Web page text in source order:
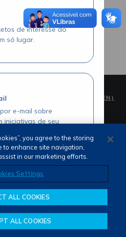
de interesse do
só lugar.
e-mail sobre
iniciativas de seu
com agilidade
favoritados através
ENGLISH (EN)
Uso e Privacidade
Conosco
de Denúncias
you agree to the storing
to enhance site navigation,
in our marketing efforts.
Settings
ALL COOKIES
ALL COOKIES